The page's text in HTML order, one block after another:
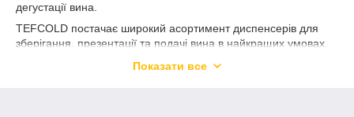
дегустації вина.
TEFCOLD постачає широкий асортимент диспенсерів для
зберігання, презентації та подачі вина в найкращих умовах.
ресторану, що дозволяє подавати широкий асортимент вин.
Показати все